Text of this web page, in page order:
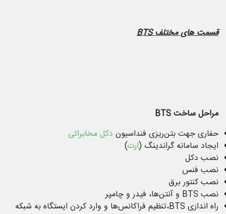
قسمت های مختلف BTS
مراحل ساختBTS
حفاری جهت بتن‌ریزی فنداسیون دکل مخابراتی
ایجاد سامانه گراندینگ (ارت)
نصب دکل
نصب فنس
نصب کنتور برق
نصب BTS و آنتن‌ها، فیدر و چامپر
راه اندازی BTS،تنظیم فراکانس‌ها و وارد کردن ایستگاه به شبکه